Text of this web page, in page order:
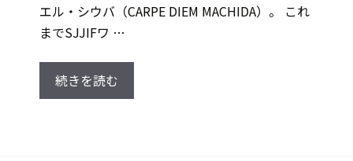
エル・シウバ（CARPE DIEM MACHIDA）。 これ
までSJJIFワ …
続きを読む